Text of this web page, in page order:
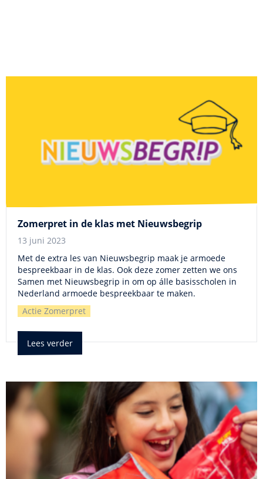
Zomerpret in de klas met Nieuwsbegrip
13 juni 2023
Met de extra les van Nieuwsbegrip maak je armoede
bespreekbaar in de klas. Ook deze zomer zetten we ons
Samen met Nieuwsbegrip in om op álle basisscholen in
Nederland armoede bespreekbaar te maken.
Actie Zomerpret
Lees verder